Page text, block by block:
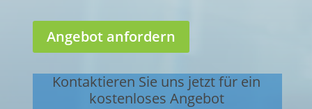
Angebot anfordern
Kontaktieren Sie uns jetzt für ein
kostenloses Angebot